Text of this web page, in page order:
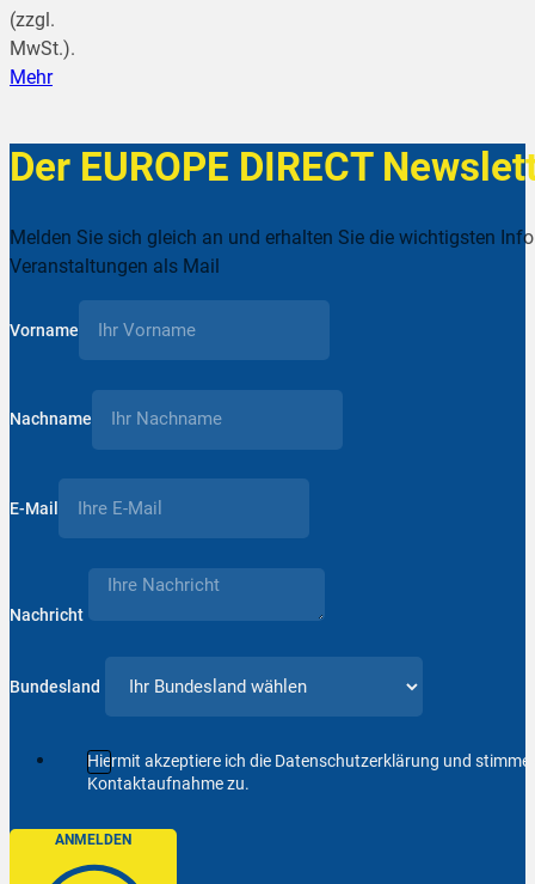
(zzgl.
MwSt.).
Mehr
Der EUROPE DIRECT
Melden Sie sich gleich an und erhalten Sie die wichtigsten
Veranstaltungen als Mail
Vorname
Nachname
E-Mail
Nachricht
Bundesland
Hiermit akzeptiere ich die Datenschutzerklärung und
Kontaktaufnahme zu.
ANMELDEN